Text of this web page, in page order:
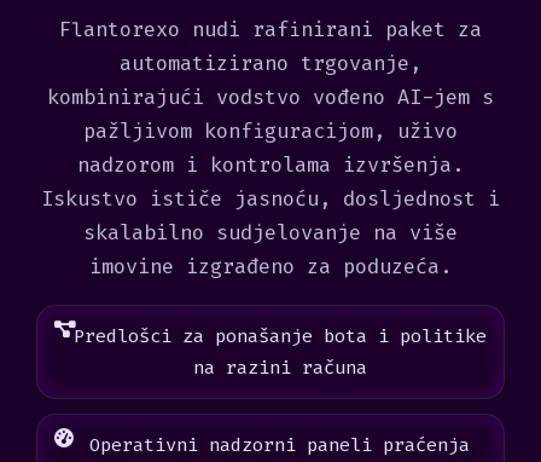
Flantorexo nudi rafinirani paket za
automatizirano trgovanje,
kombinirajući vodstvo vođeno AI-jem s
pažljivom konfiguracijom, uživo
nadzorom i kontrolama izvršenja.
Iskustvo ističe jasnoću, dosljednost i
skalabilno sudjelovanje na više
imovine izgrađeno za poduzeća.
Predlošci za ponašanje bota i politike
na razini računa
Operativni nadzorni paneli praćenja